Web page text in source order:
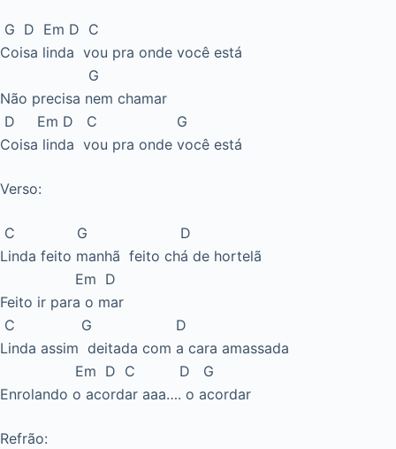
G D Em D C
Coisa linda vou pra onde você está
G
Não precisa nem chamar
D Em D C G
Coisa linda vou pra onde você está
Verso:
C G D
Linda feito manhã feito chá de hortelã
Em D
Feito ir para o mar
C G D
Linda assim deitada com a cara amassada
Em D C D G
Enrolando o acordar aaa…. o acordar
Refrão: